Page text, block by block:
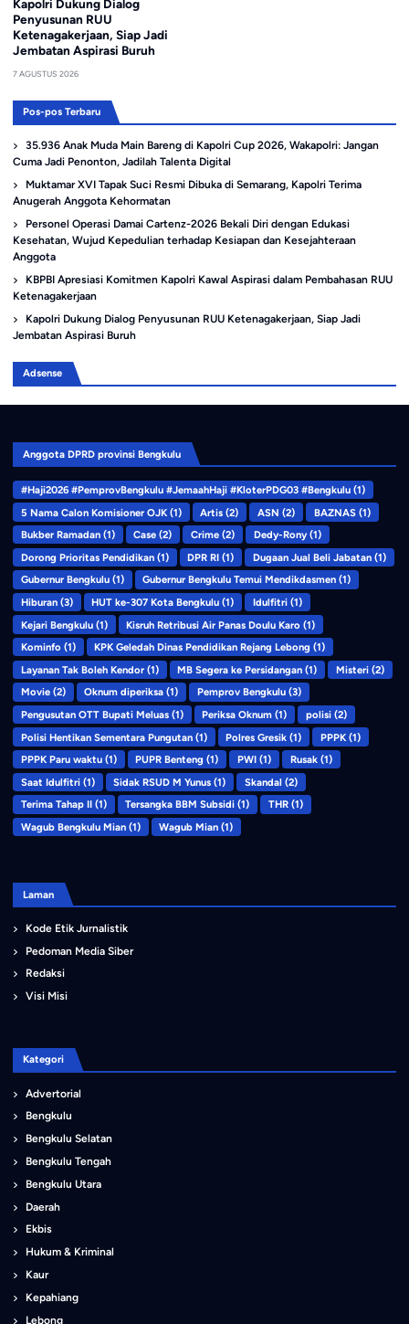
Kapolri Dukung Dialog
Penyusunan RUU
Ketenagakerjaan, Siap Jadi
Jembatan Aspirasi Buruh
7 AGUSTUS 2026
Pos-pos Terbaru
35.936 Anak Muda Main Bareng di Kapolri Cup 2026, Wakapolri: Jangan
Cuma Jadi Penonton, Jadilah Talenta Digital
Muktamar XVI Tapak Suci Resmi Dibuka di Semarang, Kapolri Terima
Anugerah Anggota Kehormatan
Personel Operasi Damai Cartenz-2026 Bekali Diri dengan Edukasi
Kesehatan, Wujud Kepedulian terhadap Kesiapan dan Kesejahteraan
Anggota
KBPBI Apresiasi Komitmen Kapolri Kawal Aspirasi dalam Pembahasan RUU
Ketenagakerjaan
Kapolri Dukung Dialog Penyusunan RUU Ketenagakerjaan, Siap Jadi
Jembatan Aspirasi Buruh
Adsense
Anggota DPRD provinsi Bengkulu
#Haji2026 #PemprovBengkulu #JemaahHaji #KloterPDG03 #Bengkulu(1)
5 Nama Calon Komisioner OJK(1) Artis (2) ASN (2) BAZNAS (1)
Bukber Ramadan(1) Case (2) Crime (2) Dedy-Rony(1)
Dorong Prioritas Pendidikan(1) DPR RI (1) Dugaan Jual Beli Jabatan (1)
Gubernur Bengkulu(1) Gubernur Bengkulu Temui Mendikdasmen (1)
Hiburan(3) HUT ke-307 Kota Bengkulu (1) Idulfitri (1)
Kejari Bengkulu(1) Kisruh Retribusi Air Panas Doulu Karo (1)
Kominfo(1) KPK Geledah Dinas Pendidikan Rejang Lebong (1)
Layanan Tak Boleh Kendor(1) MB Segera ke Persidangan (1) Misteri (2)
Movie(2) Oknum diperiksa (1) Pemprov Bengkulu (3)
Pengusutan OTT Bupati Meluas(1) Periksa Oknum (1) polisi (2)
Polisi Hentikan Sementara Pungutan(1) Polres Gresik (1) PPPK (1)
PPPK Paru waktu(1) PUPR Benteng (1) PWI (1) Rusak (1)
Saat Idulfitri(1) Sidak RSUD M Yunus (1) Skandal (2)
Terima Tahap II(1) Tersangka BBM Subsidi (1) THR (1)
Wagub Bengkulu Mian(1) Wagub Mian (1)
Laman
Kode Etik Jurnalistik
Pedoman Media Siber
Redaksi
Visi Misi
Kategori
Advertorial
Bengkulu
Bengkulu Selatan
Bengkulu Tengah
Bengkulu Utara
Daerah
Ekbis
Hukum & Kriminal
Kaur
Kepahiang
Lebong